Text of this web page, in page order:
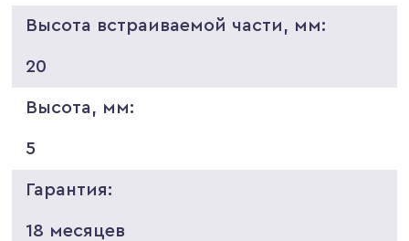
Высота встраиваемой части, мм:
20
Высота, мм:
5
Гарантия:
18 месяцев